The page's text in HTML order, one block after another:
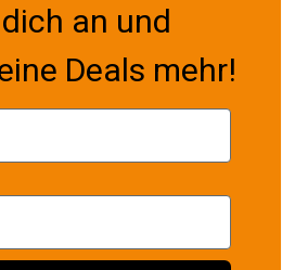
an und
Deals mehr!